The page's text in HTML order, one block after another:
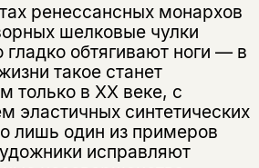
ренессансных монархов
шелковые чулки
гладко обтягивают ноги — в
такое станет
только в XX веке, с
эластичных синтетических
лишь один из примеров
исправляют